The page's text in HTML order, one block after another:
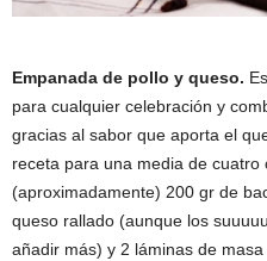
Empanada de pollo y queso.
para cualquier celebración y
gracias al sabor que aporta el
receta para una media de cuatro
(aproximadamente) 200 gr de
queso rallado (aunque los
añadir más) y 2 láminas de